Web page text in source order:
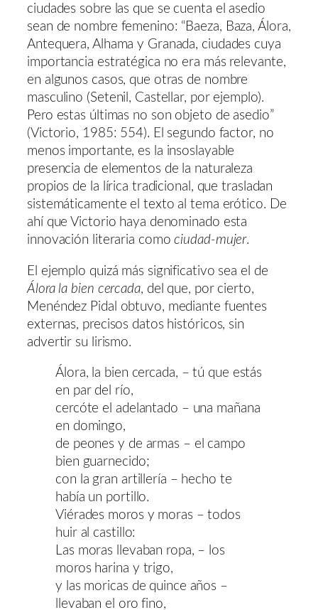
ciudades sobre las que se cuenta el asedio
sean de nombre femenino: “Baeza, Baza, Álora,
Antequera, Alhama y Granada, ciudades cuya
importancia estratégica no era más relevante,
en algunos casos, que otras de nombre
masculino (Setenil, Castellar, por ejemplo).
Pero estas últimas no son objeto de asedio”
(Victorio, 1985: 554). El segundo factor, no
menos importante, es la insoslayable
presencia de elementos de la naturaleza
propios de la lírica tradicional, que trasladan
sistemáticamente el texto al tema erótico. De
ahí que Victorio haya denominado esta
innovación literaria comociudad-mujer.
El ejemplo quizá más significativo sea el de
Álora la bien cercada, del que, por cierto,
Menéndez Pidal obtuvo, mediante fuentes
externas, precisos datos históricos, sin
advertir su lirismo.
Álora, la bien cercada, – tú que estás
en par del río,
cercóte el adelantado – una mañana
en domingo,
de peones y de armas – el campo
bien guarnecido;
con la gran artillería – hecho te
había un portillo.
Viérades moros y moras – todos
huir al castillo:
Las moras llevaban ropa, – los
moros harina y trigo,
y las moricas de quince años –
llevaban el oro fino,